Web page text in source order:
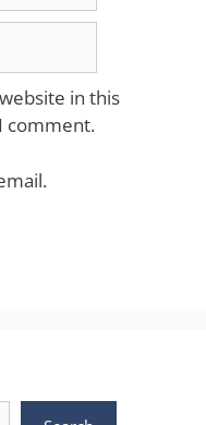
in this
comment.